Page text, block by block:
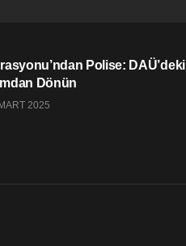
Polise: DAÜ’deki
Dönün
2025